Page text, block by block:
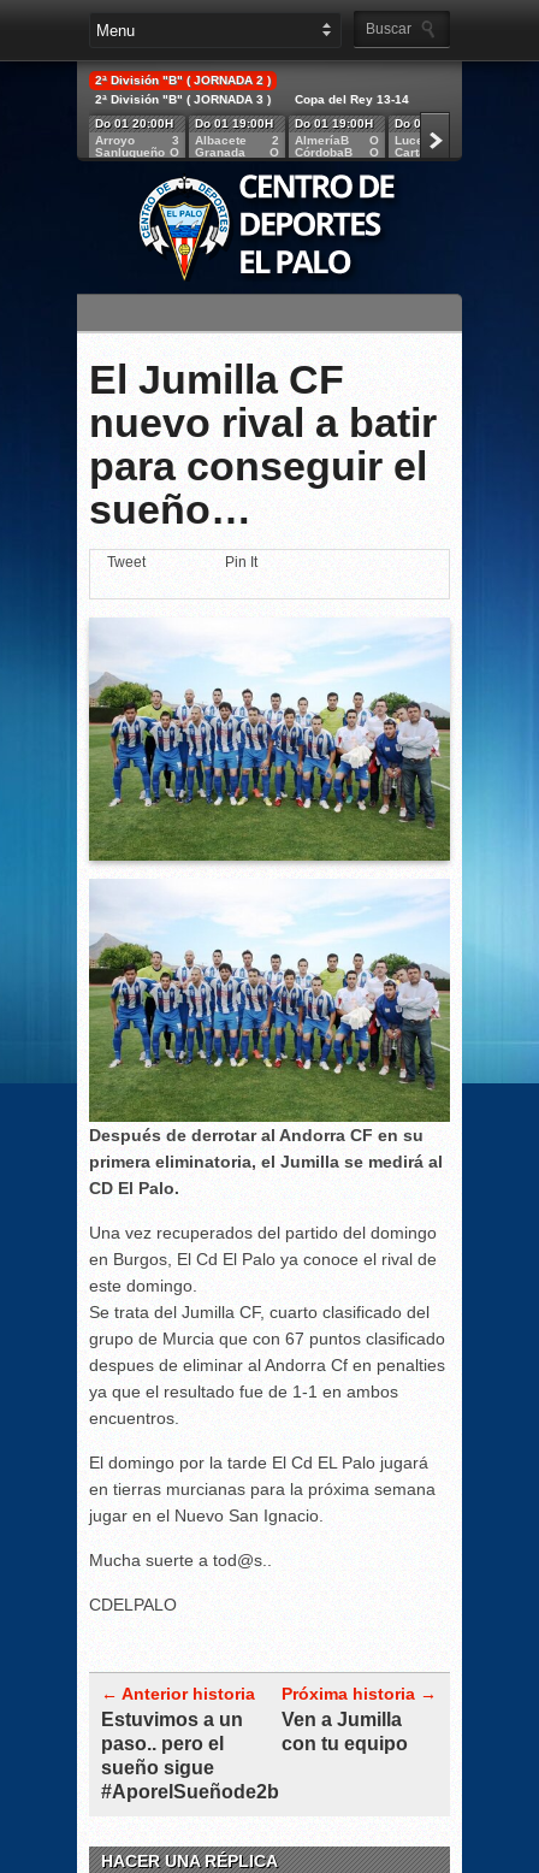
2ª División "B" ( JORNADA 2 )
2ª División "B" ( JORNADA 3 )
Copa del Rey 13-14
Do 01 20:00H
Arroyo
Sanluqueño
3
O
Do 01 19:00H
Albacete
Granada
2
O
Do 01 19:00H
AlmeríaB
CórdobaB
O
O
Do 01 18:30H
Lucena
Cartagena
El Jumilla CF
nuevo rival a batir
para conseguir el
sueño…
Tweet Pin It
Después de derrotar al Andorra CF en su
primera eliminatoria, el Jumilla se medirá al
CD El Palo.
Una vez recuperados del partido del domingo
en Burgos, El Cd El Palo ya conoce el rival de
este domingo.
Se trata del Jumilla CF, cuarto clasificado del
grupo de Murcia que con 67 puntos clasificado
despues de eliminar al Andorra Cf en penalties
ya que el resultado fue de 1-1 en ambos
encuentros.
El domingo por la tarde El Cd EL Palo jugará
en tierras murcianas para la próxima semana
jugar en el Nuevo San Ignacio.
Mucha suerte a tod@s..
CDELPALO
← Anterior historia
Estuvimos a un
paso.. pero el
sueño sigue
#AporelSueñode2b
Próxima historia →
Ven a Jumilla
con tu equipo
HACER UNA RÉPLICA